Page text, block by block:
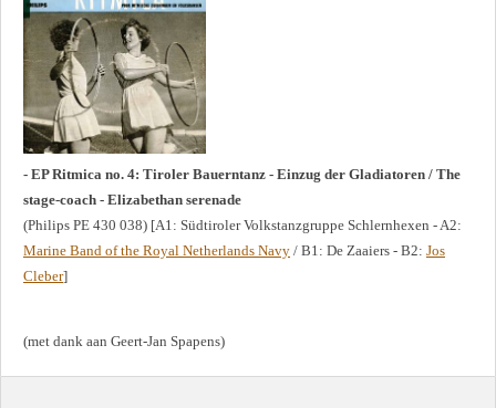
- EP Ritmica no. 4: Tiroler Bauerntanz - Einzug der Gladiatoren / The
stage-coach - Elizabethan serenade
(Philips PE 430 038) [A1: Südtiroler Volkstanzgruppe Schlernhexen - A2:
Marine Band of the Royal Netherlands Navy / B1: De Zaaiers - B2: Jos
Cleber]
(met dank aan Geert-Jan Spapens)